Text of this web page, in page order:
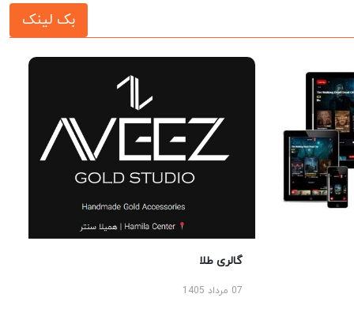
بک لینک
گالری طلا
07 مرداد 1405